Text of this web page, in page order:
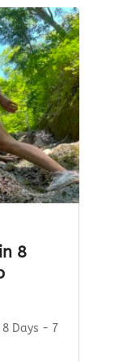
8
8 Days - 7